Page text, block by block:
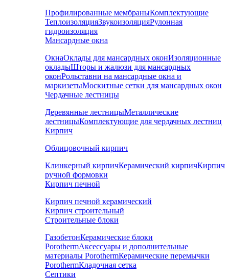
Профилированные мембраныКомплектующие
ТеплоизоляцияЗвукоизоляцияРулонная
гидроизоляция
Мансардные окна
ОкнаОклады для мансардных оконИзоляционные
окладыШторы и жалюзи для мансардных
оконРольставни на мансардные окна и
маркизетыМоскитные сетки для мансардных окон
Чердачные лестницы
Деревянные лестницыМеталлические
лестницыКомплектующие для чердачных лестниц
Кирпич
Облицовочный кирпич
Клинкерный кирпичКерамический кирпичКирпич
ручной формовки
Кирпич печной
Кирпич печной керамический
Кирпич строительный
Строительные блоки
ГазобетонКерамические блоки
PorothermАксессуары и дополнительные
материалы PorothermКерамические перемычки
PorothermКладочная сетка
Септики